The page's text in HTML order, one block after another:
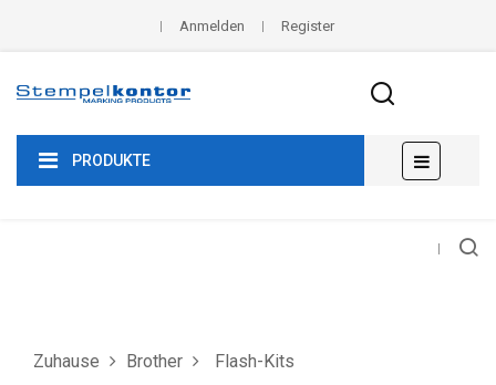
Anmelden Register
PRODUKTE
der
☰
Zuhause Brother Flash-Kits